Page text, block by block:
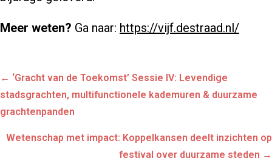
Meer weten? Ga naar: https://vijf.destraad.nl/
Posts
navigation
← ‘Gracht van de Toekomst’ Sessie IV: Levendige
stadsgrachten, multifunctionele kademuren & duurzame
grachtenpanden
Wetenschap met impact: Koppelkansen deelt inzichten op
festival over duurzame steden →